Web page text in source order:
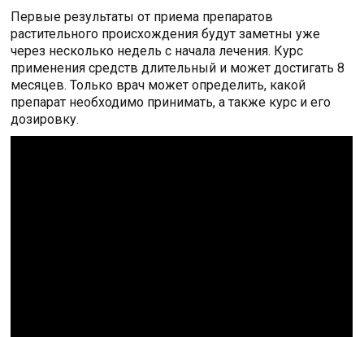
Первые результаты от приема препаратов
растительного происхождения будут заметны уже
через несколько недель с начала лечения. Курс
применения средств длительный и может достигать 8
месяцев. Только врач может определить, какой
препарат необходимо принимать, а также курс и его
дозировку.